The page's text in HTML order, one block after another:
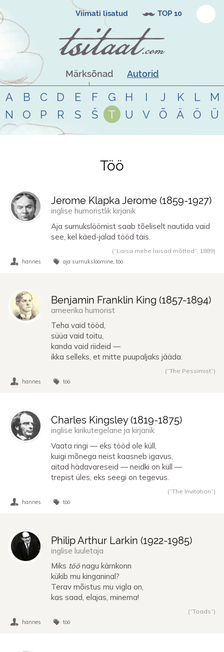
Viimati lisatud TOP 10
Märksõnad Autorid
A B C D E F G H I J K L
M
N
O P R S Š T U V Õ Ä Ö Ü
Tsitaadid teemal töö
Töö
Jerome Klapka Jerome (1859-1927)
inglise humoristlik kirjanik
Aja surnukslöömist saab tõeliselt nautida vaid
see, kel käed-jalad tööd täis.
(“Laisa mehe laisad mõtted”, 1889)
hannes aja surnukslöömine töö
Benjamin Franklin King (1857-1894)
ameerika humorist
Teha vaid tööd,
süüa vaid toitu,
kanda vaid riideid —
ikka selleks, et mitte puupaljaks jääda.
(“The Pessimist”)
hannes töö
Charles Kingsley (1819-1875)
inglise kirikutegelane ja kirjanik
Vaata ringi — eks tööd ole küll,
kuigi mõnega neist kaasneb igavus,
aitad hädavareseid — neidki on küll —
trepist üles, eks seegi on tegevus.
(“The Invitation”)
hannes töö
Philip Arthur Larkin (1922-1985)
inglise luuletaja
Miks töö nagu kärnkonn
kükib mu kinganinal?
Terav mõistus mu vigla on,
kas saad, elajas, minema!
(“Toads”)
hannes töö